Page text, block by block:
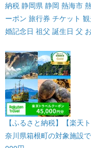
納税 静岡県 静岡 熱海市
ーポン 旅行券 チケット
婚記念日 祖父 誕生日 父
【ふるさと納税】【楽天
奈川県箱根町の対象施設